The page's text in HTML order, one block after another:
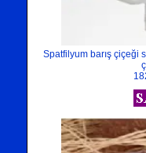
Spatfilyum barış çiçeği